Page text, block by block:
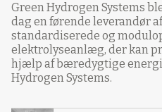
Green Hydrogen Systems
dag en førende leverandør
standardiserede og
elektrolyseanlæg, der kan
hjælp af bæredygtige
Hydrogen Systems.